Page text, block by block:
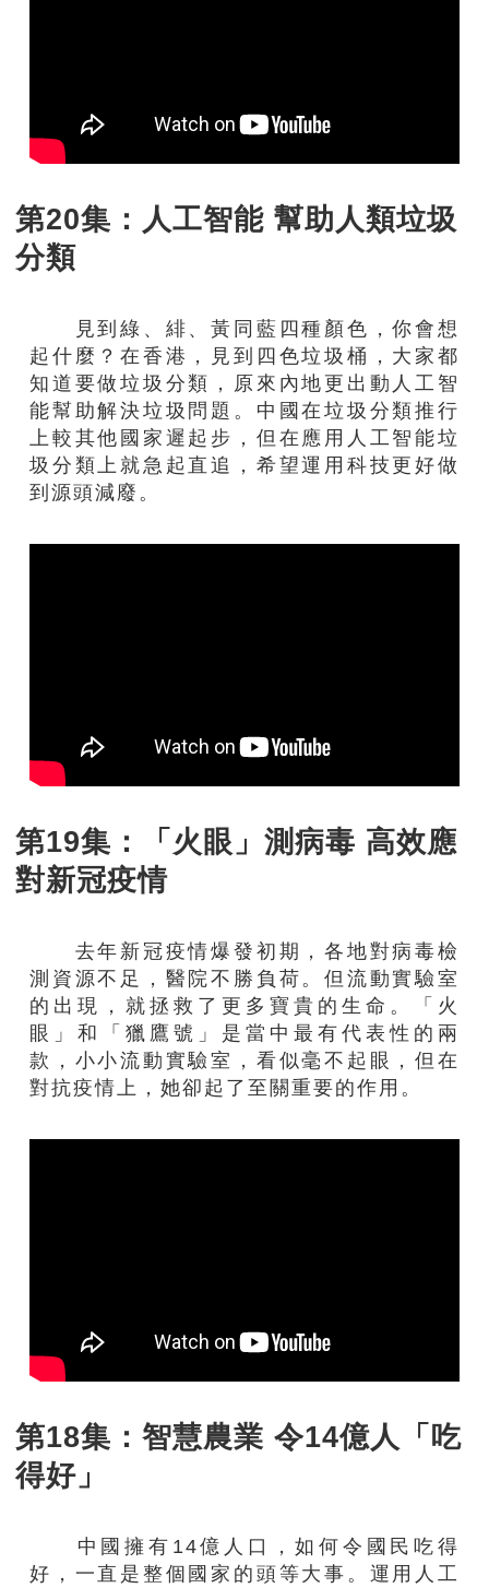
第20集：人工智能 幫助人類垃圾
分類
見到綠、緋、黃同藍四種顏色，你會想
起什麼？在香港，見到四色垃圾桶，大家都
知道要做垃圾分類，原來內地更出動人工智
能幫助解決垃圾問題。中國在垃圾分類推行
上較其他國家遲起步，但在應用人工智能垃
圾分類上就急起直追，希望運用科技更好做
到源頭減廢。
第19集：「火眼」測病毒 高效應
對新冠疫情
去年新冠疫情爆發初期，各地對病毒檢
測資源不足，醫院不勝負荷。但流動實驗室
的出現，就拯救了更多寶貴的生命。「火
眼」和「獵鷹號」是當中最有代表性的兩
款，小小流動實驗室，看似毫不起眼，但在
對抗疫情上，她卻起了至關重要的作用。
第18集：智慧農業 令14億人「吃
得好」
中國擁有14億人口，如何令國民吃得
好，一直是整個國家的頭等大事。運用人工